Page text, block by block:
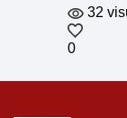
32
0